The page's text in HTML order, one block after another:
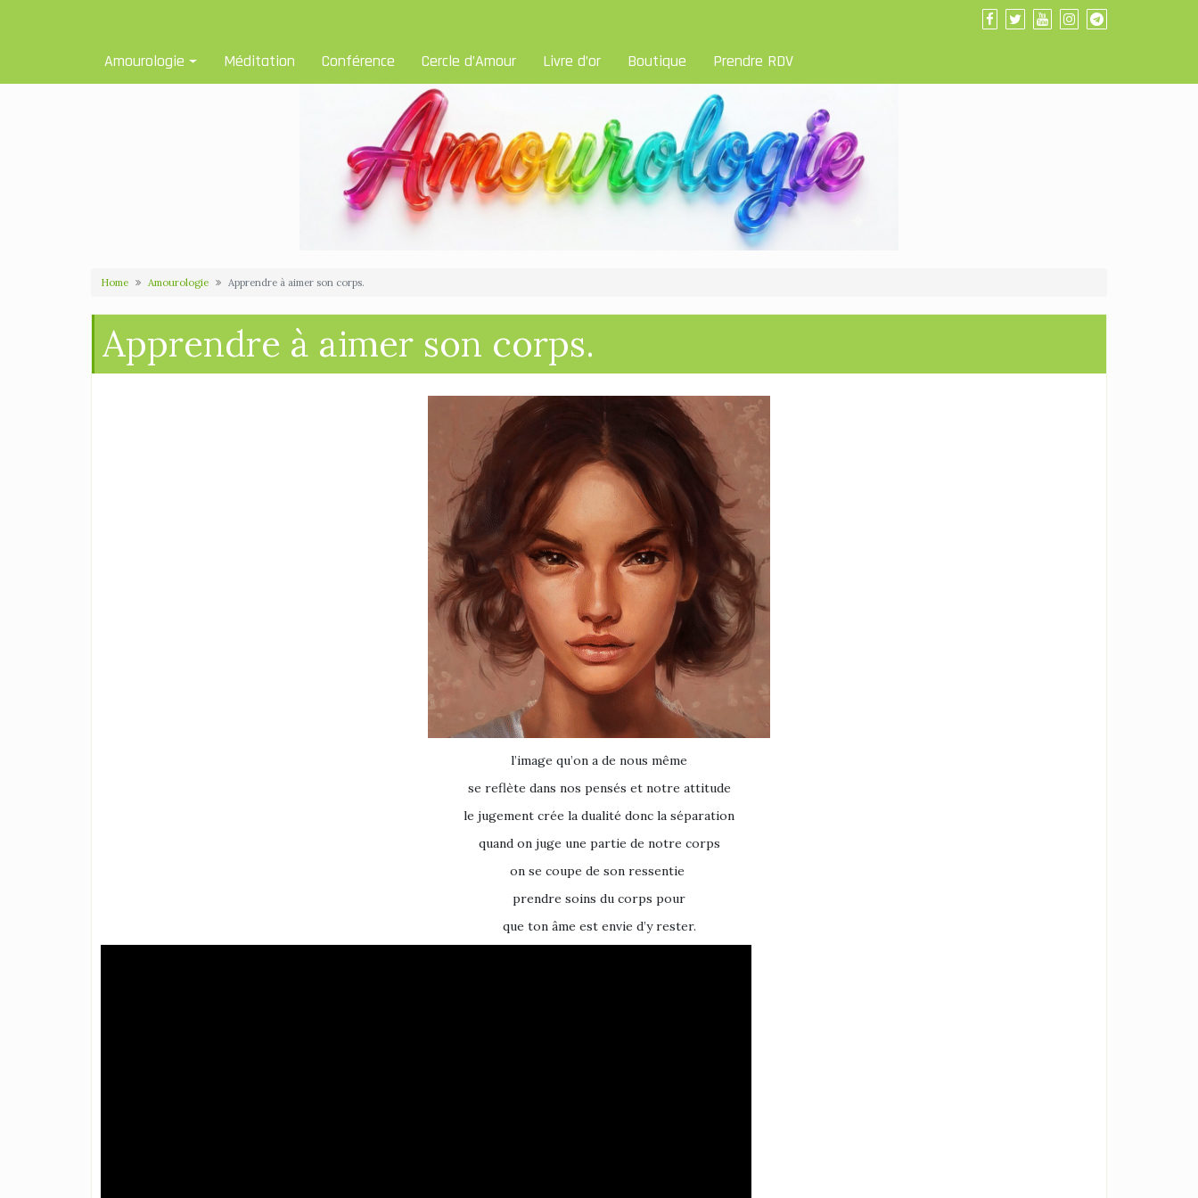
Amourologie Méditation Conférence Cercle d’Amour Livre d’or Boutique Prendre RDV
Home Amourologie Apprendre à aimer son corps.
Apprendre à aimer son corps.
l’image qu’on a de nous même
se reflète dans nos pensés et notre attitude
le jugement crée la dualité donc la séparation
quand on juge une partie de notre corps
on se coupe de son ressentie
prendre soins du corps pour
que ton âme est envie d’y rester.